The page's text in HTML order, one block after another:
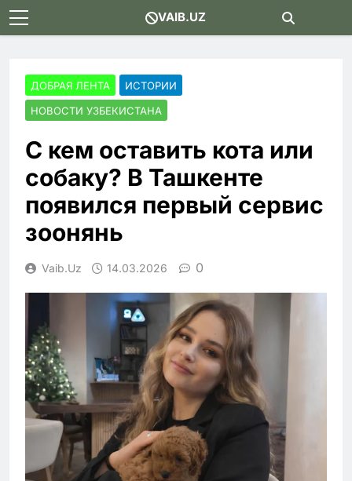
Skip
to
VAIB.UZ
ДОБРАЯ ЛЕНТА
ИСТОРИИ
НОВОСТИ УЗБЕКИСТАНА
С кем оставить кота или
собаку? В Ташкенте
появился первый сервис
зоонянь
Vaib.uz 14.03.2026 0